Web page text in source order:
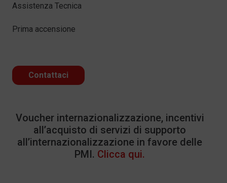
Assistenza Tecnica
Prima accensione
Contattaci
Voucher internazionalizzazione, incentivi
all’acquisto di servizi di supporto
all’internazionalizzazione in favore delle
PMI. Clicca qui.